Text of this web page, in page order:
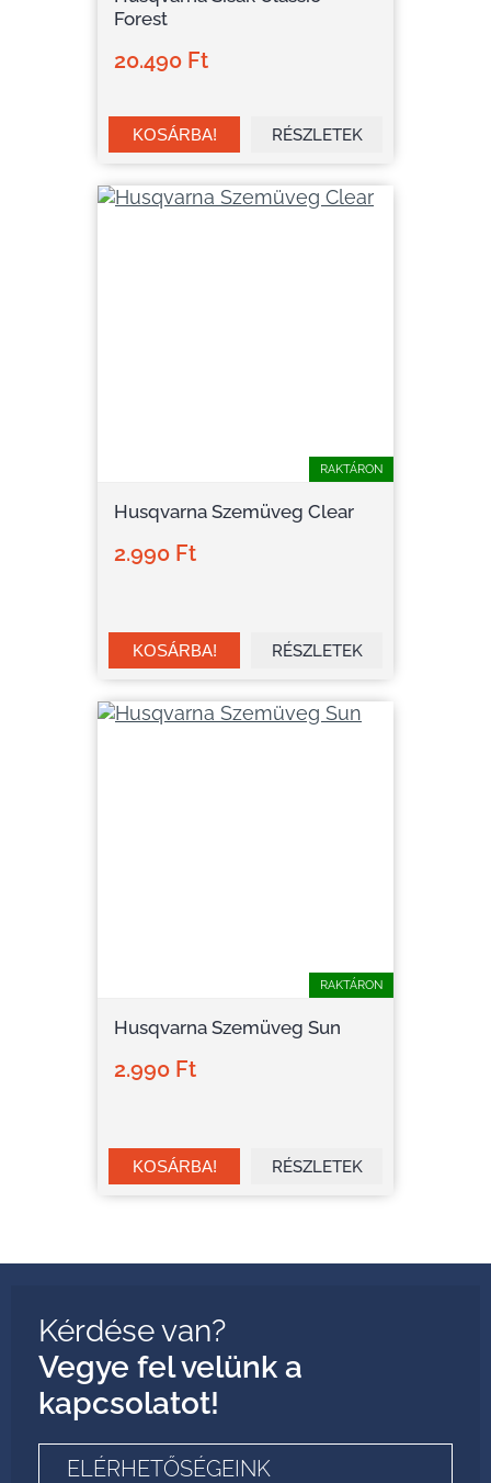
Forest
20.490 Ft
RÉSZLETEK
RAKTÁRON
Husqvarna Szemüveg Clear
2.990 Ft
RÉSZLETEK
RAKTÁRON
Husqvarna Szemüveg Sun
2.990 Ft
RÉSZLETEK
Kérdése van?
Vegye fel velünk a
kapcsolatot!
ELÉRHETŐSÉGEINK